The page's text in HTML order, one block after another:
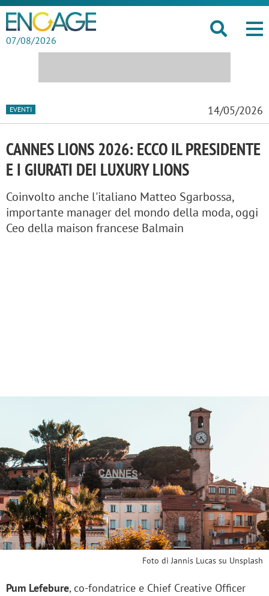
07/08/2026
EVENTI 14/05/2026
CANNES LIONS 2026: ECCO IL PRESIDENTE
E I GIURATI DEI LUXURY LIONS
Coinvolto anche l'italiano Matteo Sgarbossa,
importante manager del mondo della moda, oggi
Ceo della maison francese Balmain
Foto di Jannis Lucas su Unsplash
Pum Lefebure, co-fondatrice e Chief Creative Officer